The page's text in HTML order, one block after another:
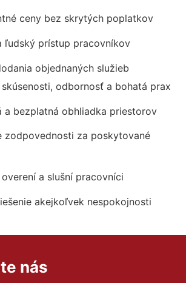
ceny bez skrytých poplatkov
ľudský prístup pracovníkov
objednaných služieb
odbornosť a bohatá prax
a bezplatná obhliadka priestorov
zodpovednosti za poskytované
a slušní pracovníci
akejkoľvek nespokojnosti
nás